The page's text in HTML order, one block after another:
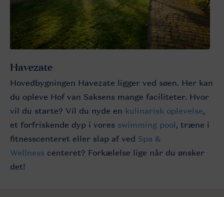
Havezate
Hovedbygningen Havezate ligger ved søen. Her kan
du opleve Hof van Saksens mange faciliteter. Hvor
vil du starte? Vil du nyde en kulinarisk oplevelse,
et forfriskende dyp i vores swimming pool, træne i
fitnesscenteret eller slap af ved Spa &
Wellness centeret? Forkælelse lige når du ønsker
det!